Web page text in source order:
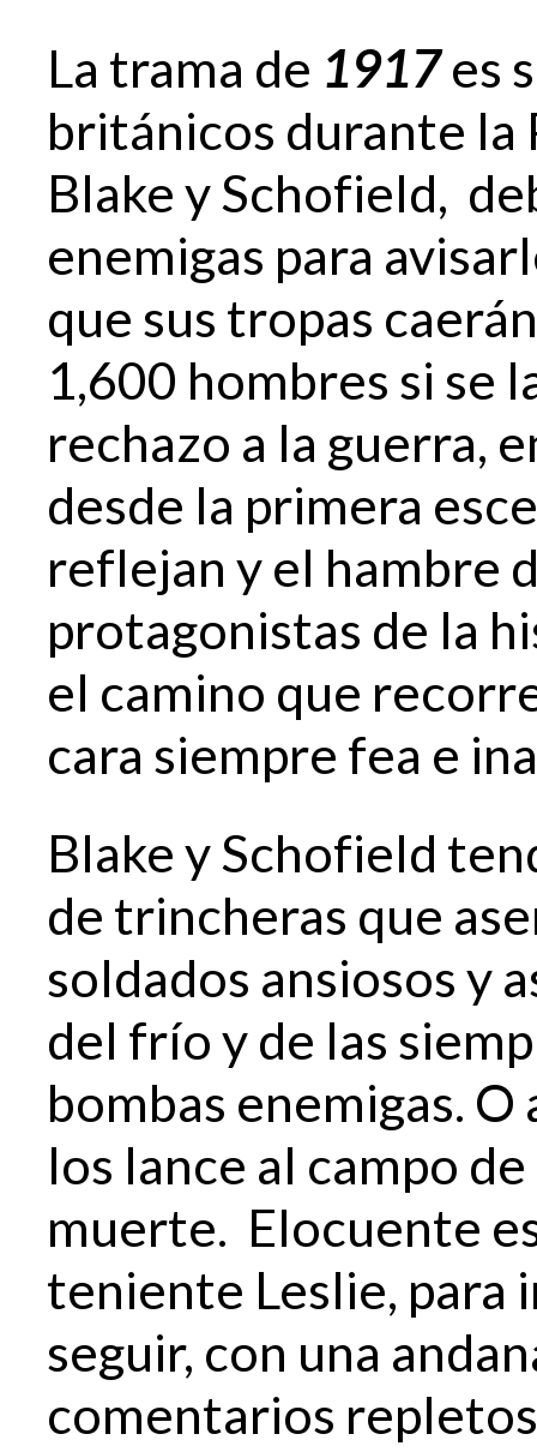
La trama de 1917es
británicos durante la
Blake y Schofield,
enemigas para
que sus tropas
1,600 hombres si se
rechazo a la guerra,
desde la primera
reflejan y el hambre
protagonistas de la
el camino que
cara siempre fea e
Blake y Schofield
de trincheras que
soldados ansiosos y
del frío y de las
bombas enemigas.
los lance al campo
muerte. Elocuente
teniente Leslie, para
seguir, con una
comentarios